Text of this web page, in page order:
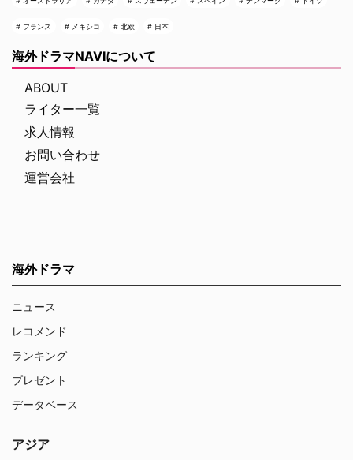
フランス メキシコ 北欧 日本
海外ドラマNAVIについて
ABOUT
ライター一覧
求人情報
お問い合わせ
運営会社
海外ドラマ
ニュース
レコメンド
ランキング
プレゼント
データベース
アジア